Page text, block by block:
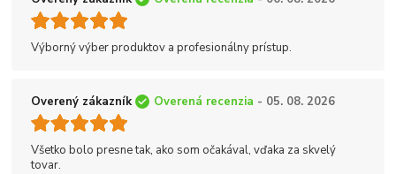
Výborný výber produktov a profesionálny prístup.
Overený zákazník Overená recenzia - 05. 08. 2026
Všetko bolo presne tak, ako som očakával, vďaka za skvelý
tovar.